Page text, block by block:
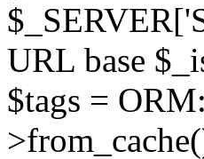
URL base
$tags =